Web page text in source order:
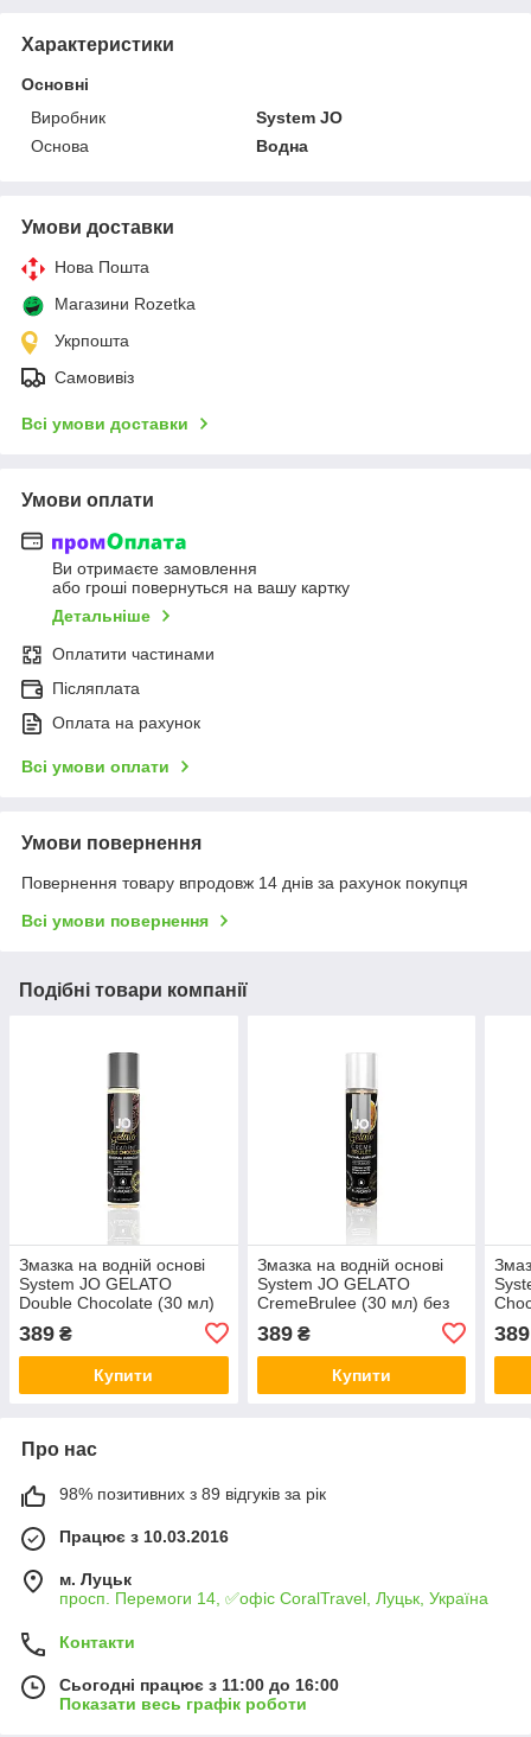
Характеристики
Основні
Виробник
System JO
Основа
Водна
Умови доставки
Нова Пошта
Магазини Rozetka
Укрпошта
Самовивіз
Всі умови доставки
Умови оплати
Ви отримаєте замовлення
або гроші повернуться на вашу картку
Детальніше
Оплатити частинами
Післяплата
Оплата на рахунок
Всі умови оплати
Умови повернення
Повернення товару впродовж 14 днів за рахунок покупця
Всі умови повернення
Подібні товари компанії
Змазка на водній основі
System JO GELATO
Double Chocolate (30 мл)
гліколю
389 ₴
Купити
Змазка на водній основі
System JO GELATO
CremeBrulee (30 мл) без
пропіленгліколю
389₴
Купити
389
Про нас
98% позитивних з 89 відгуків за рік
Працює з 10.03.2016
м. Луцьк
просп. Перемоги 14, ✅офіс CoralTravel, Луцьк, Україна
Контакти
Сьогодні працює з 11:00 до 16:00
Показати весь графік роботи